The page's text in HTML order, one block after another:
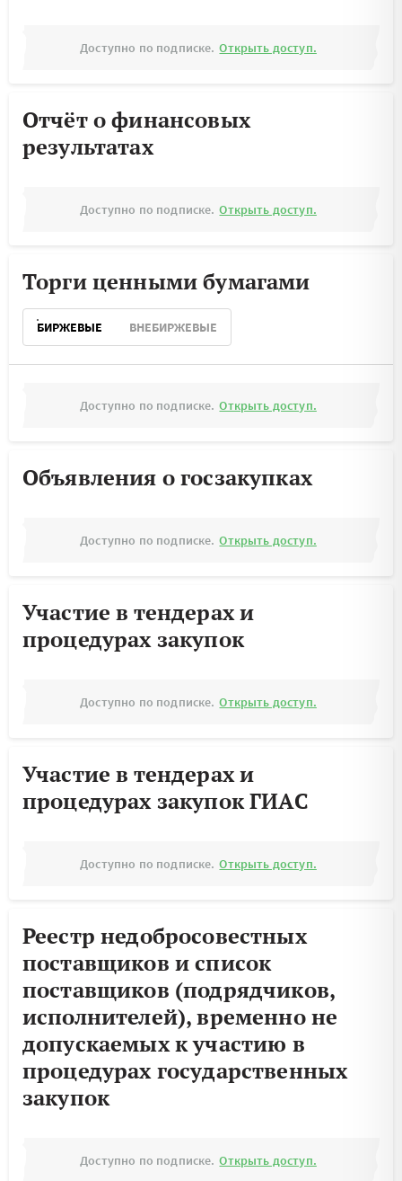
Доступно по подписке. Открыть доступ.
Отчёт о финансовых
результатах
Доступно по подписке. Открыть доступ.
Торги ценными бумагами
БИРЖЕВЫЕ ВНЕБИРЖЕВЫЕ
Доступно по подписке. Открыть доступ.
Объявления о госзакупках
Доступно по подписке. Открыть доступ.
Участие в тендерах и
процедурах закупок
Доступно по подписке. Открыть доступ.
Участие в тендерах и
процедурах закупок ГИАС
Доступно по подписке. Открыть доступ.
Реестр недобросовестных
поставщиков и список
поставщиков (подрядчиков,
исполнителей), временно не
допускаемых к участию в
процедурах государственных
закупок
Доступно по подписке. Открыть доступ.